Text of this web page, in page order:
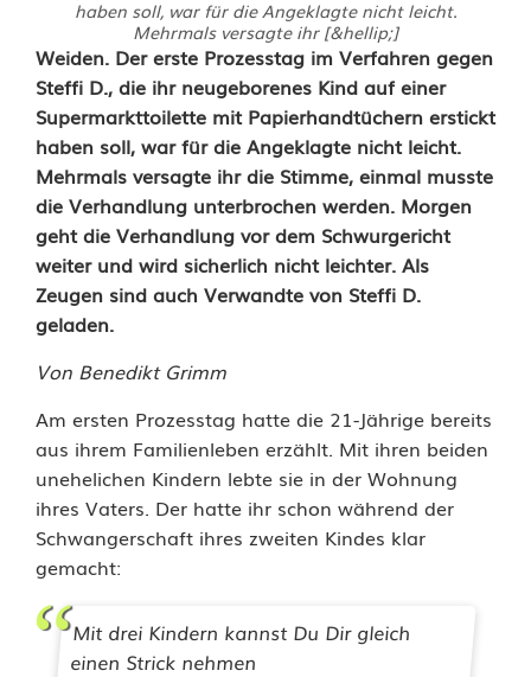
haben soll, war für die Angeklagte nicht leicht.
Mehrmals versagte ihr [&hellip;]
2
1
-
j
ä
h
r
i
g
e
A
n
g
Weiden. Der erste Prozesstag im Verfahren gegen
Steffi D., die ihr neugeborenes Kind auf einer
Supermarkttoilette mit Papierhandtüchern erstickt
haben soll, war für die Angeklagte nicht leicht.
Mehrmals versagte ihr die Stimme, einmal musste
die Verhandlung unterbrochen werden. Morgen
geht die Verhandlung vor dem Schwurgericht
weiter und wird sicherlich nicht leichter. Als
Zeugen sind auch Verwandte von Steffi D.
geladen.
Von Benedikt Grimm
Am ersten Prozesstag hatte die 21-Jährige bereits
aus ihrem Familienleben erzählt. Mit ihren beiden
unehelichen Kindern lebte sie in der Wohnung
ihres Vaters. Der hatte ihr schon während der
Schwangerschaft ihres zweiten Kindes klar
gemacht:
Mit drei Kindern kannst Du Dir gleich
einen Strick nehmen